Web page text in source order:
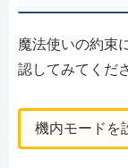
魔法使いの約束
認してみてくだ
機内モードを